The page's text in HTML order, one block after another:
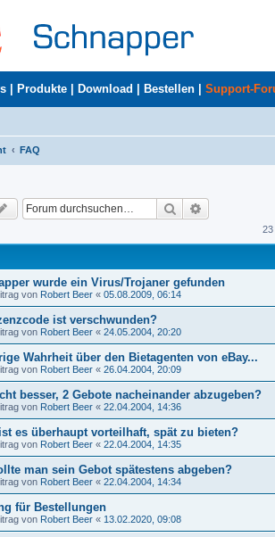
Produkte Download Bestellen Support-
FAQ
Suche
23
wurde ein Virus/Trojaner gefunden
von Robert Beer « 05.08.2009, 06:14
ist verschwunden?
von Robert Beer « 24.05.2004, 20:20
Wahrheit über den Bietagenten von eBay...
von Robert Beer « 26.04.2004, 20:09
besser, 2 Gebote nacheinander abzugeben?
von Robert Beer « 22.04.2004, 14:36
es überhaupt vorteilhaft, spät zu bieten?
von Robert Beer « 22.04.2004, 14:35
man sein Gebot spätestens abgeben?
von Robert Beer « 22.04.2004, 14:34
für Bestellungen
von Robert Beer « 13.02.2020, 09:08